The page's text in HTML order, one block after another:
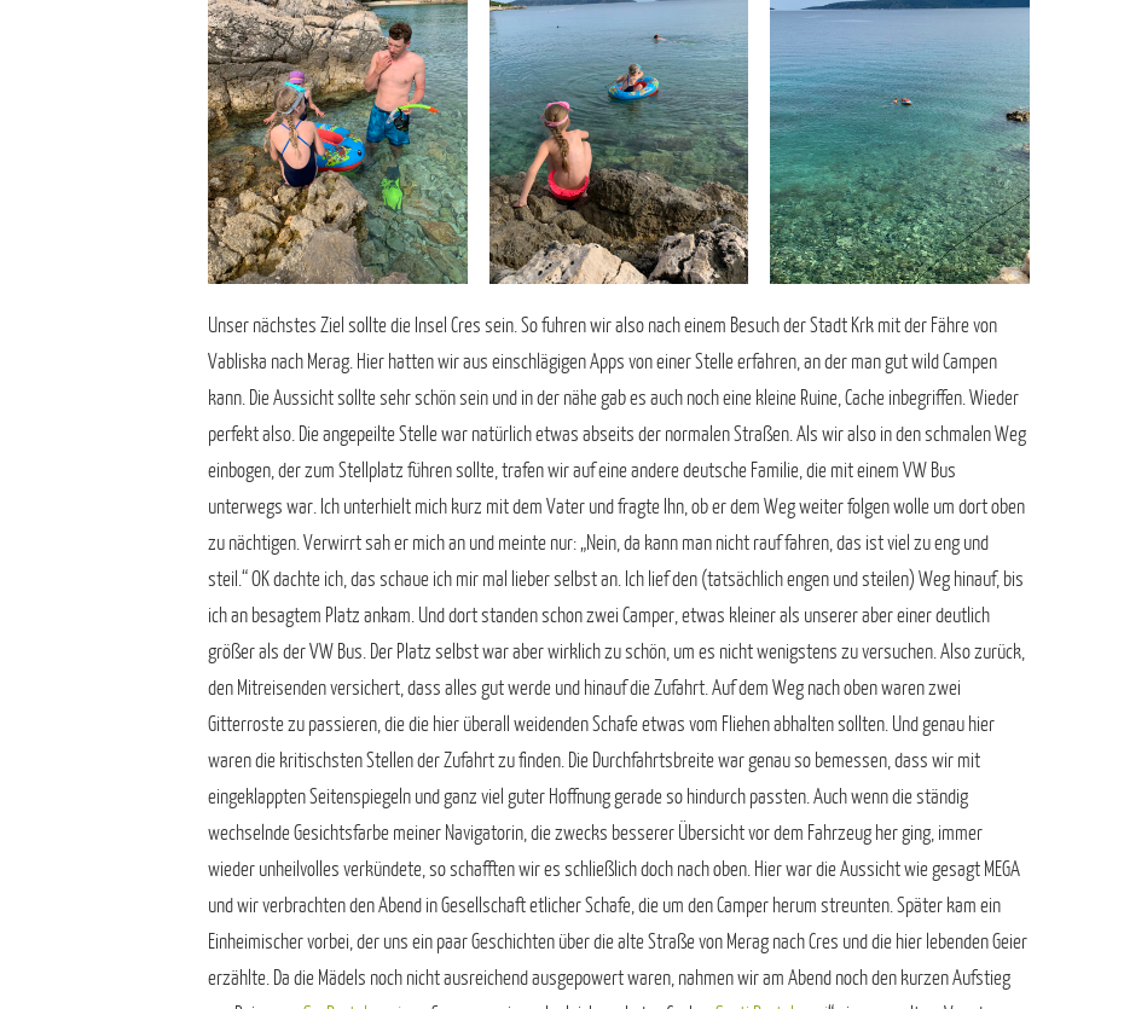
Unser nächstes Ziel sollte die Insel Cres sein. So fuhren wir also nach einem Besuch der Stadt Krk mit der Fähre von
Vabliska nach Merag. Hier hatten wir aus einschlägigen Apps von einer Stelle erfahren, an der man gut wild Campen
kann. Die Aussicht sollte sehr schön sein und in der nähe gab es auch noch eine kleine Ruine, Cache inbegriffen. Wieder
perfekt also. Die angepeilte Stelle war natürlich etwas abseits der normalen Straßen. Als wir also in den schmalen Weg
einbogen, der zum Stellplatz führen sollte, trafen wir auf eine andere deutsche Familie, die mit einem VW Bus
unterwegs war. Ich unterhielt mich kurz mit dem Vater und fragte Ihn, ob er dem Weg weiter folgen wolle um dort oben
zu nächtigen. Verwirrt sah er mich an und meinte nur: „Nein, da kann man nicht rauf fahren, das ist viel zu eng und
steil.“ OK dachte ich, das schaue ich mir mal lieber selbst an. Ich lief den (tatsächlich engen und steilen) Weg hinauf, bis
ich an besagtem Platz ankam. Und dort standen schon zwei Camper, etwas kleiner als unserer aber einer deutlich
größer als der VW Bus. Der Platz selbst war aber wirklich zu schön, um es nicht wenigstens zu versuchen. Also zurück,
den Mitreisenden versichert, dass alles gut werde und hinauf die Zufahrt. Auf dem Weg nach oben waren zwei
Gitterroste zu passieren, die die hier überall weidenden Schafe etwas vom Fliehen abhalten sollten. Und genau hier
waren die kritischsten Stellen der Zufahrt zu finden. Die Durchfahrtsbreite war genau so bemessen, dass wir mit
eingeklappten Seitenspiegeln und ganz viel guter Hoffnung gerade so hindurch passten. Auch wenn die ständig
wechselnde Gesichtsfarbe meiner Navigatorin, die zwecks besserer Übersicht vor dem Fahrzeug her ging, immer
wieder unheilvolles verkündete, so schafften wir es schließlich doch nach oben. Hier war die Aussicht wie gesagt MEGA
und wir verbrachten den Abend in Gesellschaft etlicher Schafe, die um den Camper herum streunten. Später kam ein
Einheimischer vorbei, der uns ein paar Geschichten über die alte Straße von Merag nach Cres und die hier lebenden Geier
erzählte. Da die Mädels noch nicht ausreichend ausgepowert waren, nahmen wir am Abend noch den kurzen Aufstieg